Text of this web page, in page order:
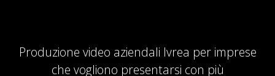
Produzione video aziendali Ivrea per imprese
che vogliono presentarsi con più